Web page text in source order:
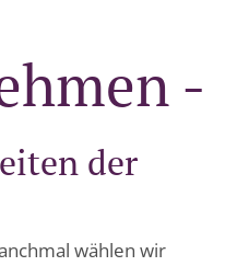
-
der
wählen wir